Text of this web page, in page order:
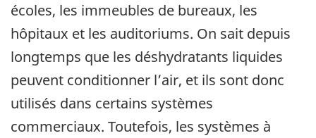
écoles, les immeubles de bureaux, les
hôpitaux et les auditoriums. On sait depuis
longtemps que les déshydratants liquides
peuvent conditionner l’air, et ils sont donc
utilisés dans certains systèmes
commerciaux. Toutefois, les systèmes à